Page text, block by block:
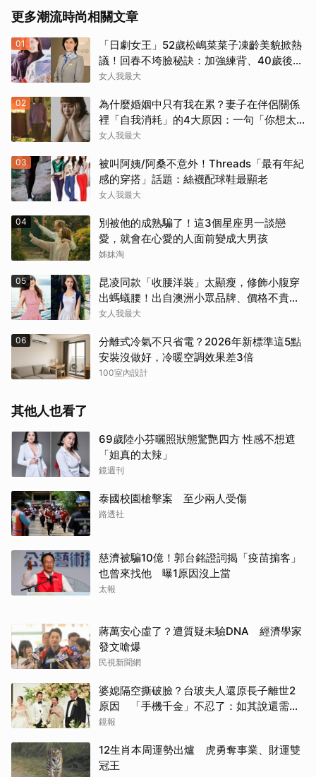
更多潮流時尚相關文章
01
「日劇女王」52歲松嶋菜菜子凍齡美貌掀熱
議！回春不垮臉秘訣：加強練背、40歲後飲
食是關鍵！
女人我最大
02
為什麼婚姻中只有我在累？妻子在伴侶關係
裡「自我消耗」的4大原因：一句「你想太
多」讓人無奈
女人我最大
03
被叫阿姨/阿桑不意外！Threads「最有年紀
感的穿搭」話題：絲襪配球鞋最顯老
女人我最大
04
別被他的成熟騙了！這3個星座男一談戀
愛，就會在心愛的人面前變成大男孩
姊妹淘
05
昆凌同款「收腰洋裝」太顯瘦，修飾小腹穿
出螞蟻腰！出自澳洲小眾品牌、價格不貴還
寄台灣
女人我最大
06
分離式冷氣不只省電？2026年新標準這5點
安裝沒做好，冷暖空調效果差3倍
100室內設計
其他人也看了
69歲陸小芬曬照狀態驚艷四方 性感不想遮
「姐真的太辣」
鏡週刊
泰國校園槍擊案 至少兩人受傷
路透社
慈濟被騙10億！郭台銘證詞揭「疫苗掮客」
也曾來找他 曝1原因沒上當
太報
蔣萬安心虛了？遭質疑未驗DNA 經濟學家
發文嗆爆
民視新聞網
婆媳隔空撕破臉？台玻夫人還原長子離世2
原因 「手機千金」不忍了：如其說還需要
離開嗎？
鏡報
12生肖本周運勢出爐 虎勇奪事業、財運雙
冠王